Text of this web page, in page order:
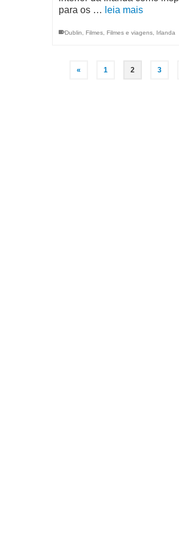
para os … leia mais
Dublin Filmes, Filmes e viagens, Irlanda
« 1 2 3